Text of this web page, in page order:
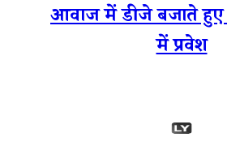
आवाज में डीजे बजाते हुए
में प्रवेश